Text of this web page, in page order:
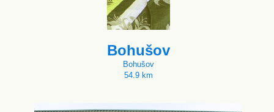
Bohušov
Bohušov
54.9 km